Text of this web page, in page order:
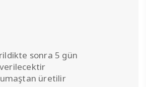
sonra 5 gün
üretilir